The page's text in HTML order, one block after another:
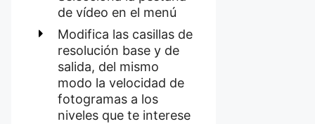
de vídeo en el menú
Modifica las casillas de
resolución base y de
salida, del mismo
modo la velocidad de
fotogramas a los
niveles que te interese